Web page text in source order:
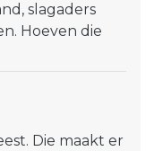
slagaders
Hoeven die
Die maakt er